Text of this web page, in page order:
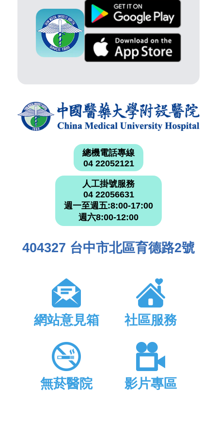
總機電話專線
04 22052121
人工掛號服務
04 22056631
週一至週五:8:00-17:00
週六8:00-12:00
404327 台中市北區育德路2號
網站意見箱 社區服務
無菸醫院 影片專區